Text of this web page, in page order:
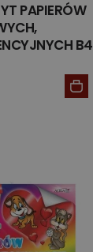
PAPIERÓW
B4